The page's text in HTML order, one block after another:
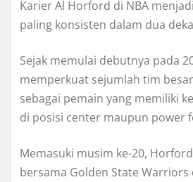
Karier Al Horford di NBA
paling konsisten dalam dua
Sejak memulai debutnya pada
memperkuat sejumlah tim
sebagai pemain yang memiliki
di posisi center maupun power
Memasuki musim ke-20,
bersama Golden State